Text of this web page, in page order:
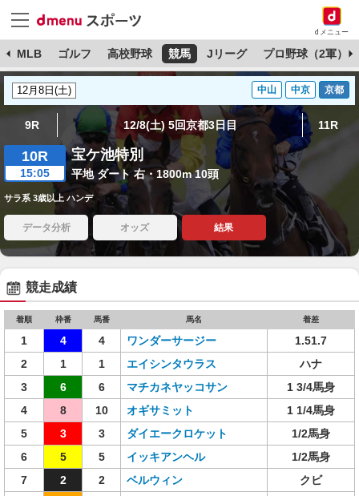
dメニュー
MLB ゴルフ 高校野球 競馬 Jリーグ プロ野球（2軍）
中山 中京 京都
9R 12/8(土) 5回京都3日目 11R
10R
15:05
宝ケ池特別
平地 ダート 右・1800m 10頭
サラ系 3歳以上 ハンデ
データ分析 オッズ 結果
競走成績
着順 枠番 馬番 馬名 着差
1 4 4 ワンダーサージー
1.51.7
2
1 1 エイシンタウラス
ハナ
3
6 6 マチカネヤッコサン
1 3/4馬身
4
8 10 オギサミット
1 1/4馬身
5
3 3 ダイエークロケット
1/2馬身
6
5 5 イッキアンヘル
1/2馬身
7
2 2 ベルウィン
クビ